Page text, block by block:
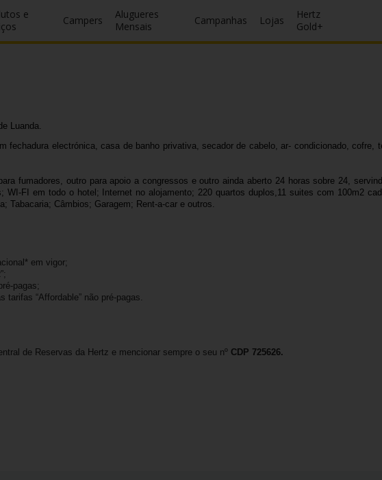
e
Campers
Alugueres
Mensais
Campanhas Lojas
Hertz
Gold+
Luanda.
electrónica, casa de banho privativa, secador de cabelo, ar- condicionado, cofre,
fumadores, outro para apoio a congressos e outro ainda aberto 24 horas sobre 24,
FI em todo o hotel; Internet no alojamento; 220 quartos duplos,11 suites com 100m2
Tabacaria; Câmbios; Garagem; Rent-a-car e outros.
em vigor;
pagas;
tarifas “Affordable” não pré-pagas.
de Reservas da Hertz e mencionar sempre o seu nº CDP 725626.